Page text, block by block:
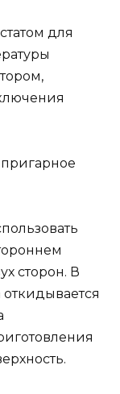
для
сторон. В